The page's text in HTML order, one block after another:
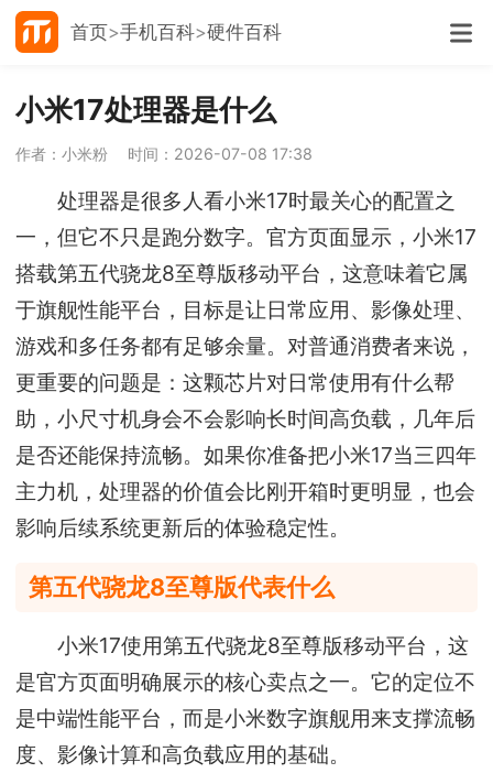
首页 手机百科 硬件百科
小米17处理器是什么
作者：小米粉 时间：2026-07-08 17:38
处理器是很多人看小米17时最关心的配置之
一，但它不只是跑分数字。官方页面显示，小米17
搭载第五代骁龙8至尊版移动平台，这意味着它属
于旗舰性能平台，目标是让日常应用、影像处理、
游戏和多任务都有足够余量。对普通消费者来说，
更重要的问题是：这颗芯片对日常使用有什么帮
助，小尺寸机身会不会影响长时间高负载，几年后
是否还能保持流畅。如果你准备把小米17当三四年
主力机，处理器的价值会比刚开箱时更明显，也会
影响后续系统更新后的体验稳定性。
第五代骁龙8至尊版代表什么
小米17使用第五代骁龙8至尊版移动平台，这
是官方页面明确展示的核心卖点之一。它的定位不
是中端性能平台，而是小米数字旗舰用来支撑流畅
度、影像计算和高负载应用的基础。